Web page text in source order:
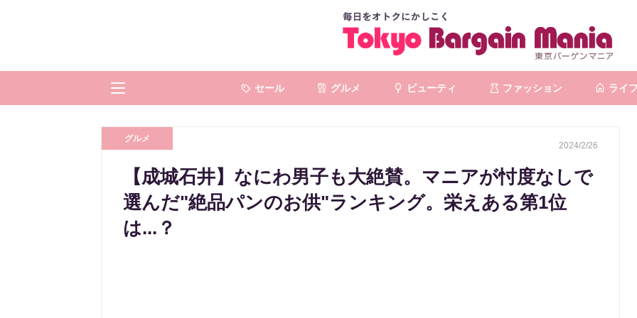
セール グルメ ビューティ ファッション ライフ
グルメ
2024/2/26
【成城石井】なにわ男子も大絶賛。マニアが忖度なしで
選んだ"絶品パンのお供"ランキング。栄えある第1位
は...？